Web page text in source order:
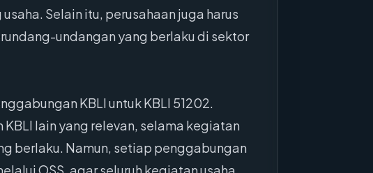
Selain itu, perusahaan juga harus
undangan yang berlaku di sektor
KBLI untuk KBLI 51202.
lain yang relevan, selama kegiatan
berlaku. Namun, setiap penggabungan